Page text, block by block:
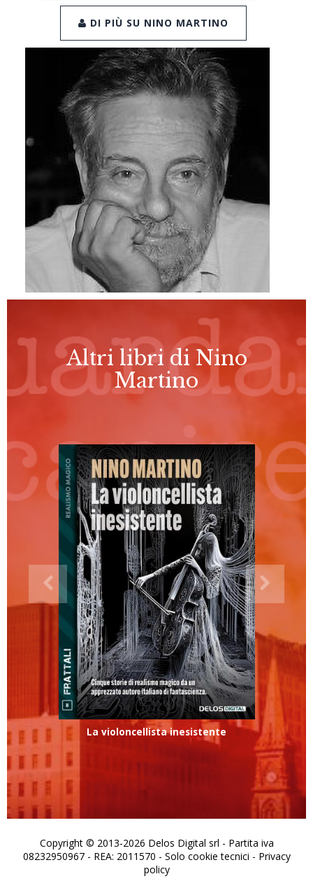
DI PIÙ SU NINO MARTINO
Altri libri di Nino
Martino
La violoncellista inesistente
Copyright © 2013-2026 Delos Digital srl - Partita iva
08232950967 - REA: 2011570 - Solo cookie tecnici - Privacy
policy